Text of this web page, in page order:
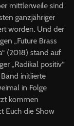
mittlerweile sind
ganzjähriger
worden. Und der
„Future Brass
(2018) stand auf
„Radikal positiv“
initiierte
in Folge
kommen
Euch die Show